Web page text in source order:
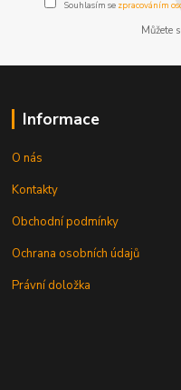
Souhlasím se zpracováním
Můžete
Informace
O nás
Kontakty
Obchodní podmínky
Ochrana osobních údajů
Právní doložka